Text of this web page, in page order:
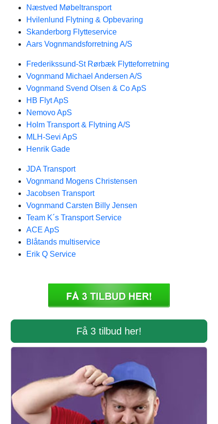
Næstved Møbeltransport
Hvilenlund Flytning & Opbevaring
Skanderborg Flytteservice
Aars Vognmandsforretning A/S
Frederikssund-St Rørbæk Flytteforretning
Vognmand Michael Andersen A/S
Vognmand Svend Olsen & Co ApS
HB Flyt ApS
Nemovo ApS
Holm Transport & Flytning A/S
MLH-Sevi ApS
Henrik Gade
JDA Transport
Vognmand Mogens Christensen
Jacobsen Transport
Vognmand Carsten Billy Jensen
Team K´s Transport Service
ACE ApS
Blåtands multiservice
Erik Q Service
Få 3 tilbud her!